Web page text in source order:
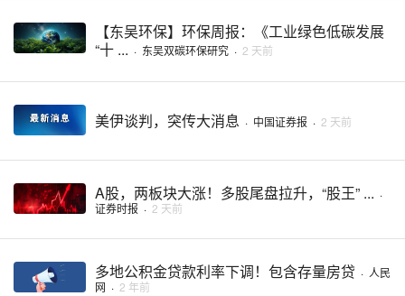
【东吴环保】环保周报：《工业绿色低碳发展
“十 ... · 东吴双碳环保研究 · 2 天前
美伊谈判，突传大消息 · 中国证券报 · 2 天前
A股，两板块大涨！多股尾盘拉升，“股王” ... ·
证券时报 · 2 天前
多地公积金贷款利率下调！包含存量房贷 · 人民
网 · 2 年前